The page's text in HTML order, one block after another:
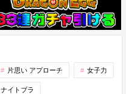
片思い アプローチ 女子力
ナイトブラ